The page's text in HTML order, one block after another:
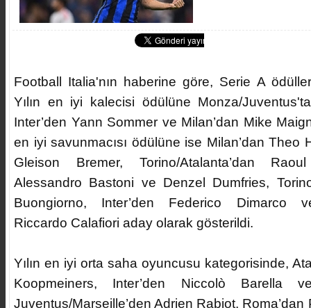
Football Italia'nın haberine göre, Serie A
Yılın en iyi kalecisi ödülüne Monza/
Inter’den Yann Sommer ve Milan’dan Mike
en iyi savunmacısı ödülüne ise Milan’dan Theo
Gleison Bremer, Torino/Atalanta’dan
Alessandro Bastoni ve Denzel Dumfries,
Buongiorno, Inter’den Federico Dimarco
Riccardo Calafiori aday olarak gösterildi.
Yılın en iyi orta saha oyuncusu kategorisinde,
Koopmeiners, Inter’den Niccolò Barella
Juventus/Marseille’den Adrien Rabiot,